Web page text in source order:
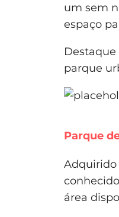
um sem
espaço
Destaque
parque
Parque
Adquirido
área